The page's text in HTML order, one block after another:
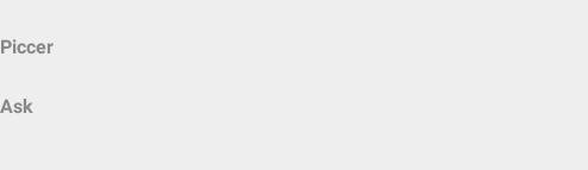
Piccer
Ask